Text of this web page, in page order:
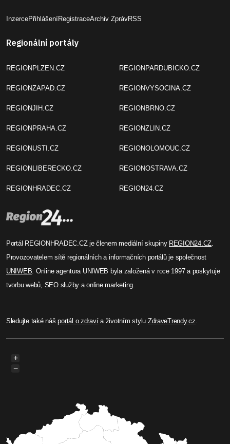
InzercePřihlášeníRegistraceArchiv ZprávRSS
Regionální portály
REGIONPLZEN.CZ
REGIONZAPAD.CZ
REGIONJIH.CZ
REGIONPRAHA.CZ
REGIONUSTI.CZ
REGIONLIBERECKO.CZ
REGIONHRADEC.CZ
REGIONPARDUBICKO.CZ
REGIONVYSOCINA.CZ
REGIONBRNO.CZ
REGIONZLIN.CZ
REGIONOLOMOUC.CZ
REGIONOSTRAVA.CZ
REGION24.CZ
Portál REGIONHRADEC.CZ je členem mediální skupiny REGION24.CZ
Provozovatelem sítě regionálních a informačních portálů je společnost
UNIWEB . Online agentura UNIWEB byla založená v roce 1997 a poskytuje
tvorbu webů, SEO služby a online marketing.
Sledujte také nášportál o zdravía životním stylu ZdraveTrendy.cz
+
−